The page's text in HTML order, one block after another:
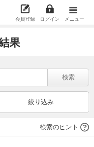
会員登録 ログイン メニュー
果
検索
絞り込み
検索のヒント